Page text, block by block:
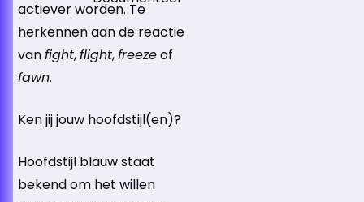
actiever worden. Te
herkennen aan de reactie
vanfight,flight,freezeof
fawn.
Ken jij jouw hoofdstijl(en)?
Hoofdstijl blauw staat
bekend om het willen